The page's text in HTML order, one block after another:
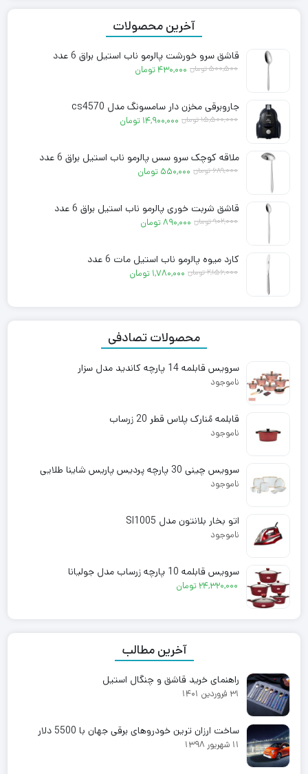
آخرین محصولات
قاشق سرو خورشت پالرمو ناب استیل براق 6 عدد
۵۰۰,۵۰۰تومان
قیمت
۵۰۰,۵۰۰ تومان
بود.
۴۳۰,۰۰۰تومان
قیمت
۴۳۰,۰۰۰ تومان.
جاروبرقی مخزن دار سامسونگ مدل cs4570
۱۵,۵۰۰,۰۰۰تومان
قیمت
بود.
۱۴,۹۰۰,۰۰۰ تومان
قیمت
۱۴,۹۰۰,۰۰۰ تومان.
ملاقه کوچک سرو سس پالرمو ناب استیل براق 6 عدد
۶۸۹,۰۰۰تومان قیمت
۶۸۹,۰۰۰ تومان
بود.
۵۵۰,۰۰۰ تومان
قیمت
۵۵۰,۰۰۰ تومان.
قاشق شربت خوری پالرمو ناب استیل براق 6 عدد
۹۰۲,۰۰۰تومان قیمت
۹۰۲,۰۰۰ تومان
بود.
۸۹۰,۰۰۰تومان
قیمت
۸۹۰,۰۰۰ تومان.
کارد میوه پالرمو ناب استیل مات 6 عدد
۲,۱۵۶,۰۰۰تومان
قیمت
۱,۷۸۰,۰۰۰ تومان
قیمت
محصولات تصادفی
سرویس قابلمه 14 پارچه کاندید مدل سزار
ناموجود
قابلمه مُنارک پلاس قطر 20 زرساب
ناموجود
سرویس چینی 30 پارچه پردیس پاریس شاینا طلایی
ناموجود
اتو بخار بلانتون مدل SI1005
ناموجود
سرویس قابلمه 10 پارچه زرساب مدل جولیانا
۲۴,۳۲۰,۰۰۰ تومان
آخرین مطالب
راهنمای خرید قاشق و چنگال استیل
31 فروردین 1401
ساخت ارزان ترین خودروهای برقی جهان با 5500 دلار
11 شهریور 1398